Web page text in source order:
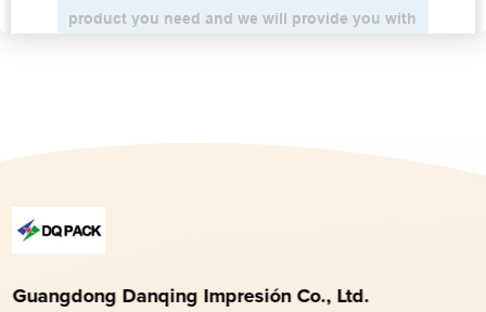
Guangdong Danqing Impresión Co., Ltd.